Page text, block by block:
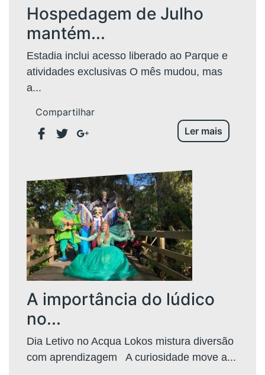
Hospedagem de Julho
mantém...
Estadia inclui acesso liberado ao Parque e
atividades exclusivas O mês mudou, mas
a...
Compartilhar
Ler mais
A importância do lúdico
no...
Dia Letivo no Acqua Lokos mistura diversão
com aprendizagem A curiosidade move a...